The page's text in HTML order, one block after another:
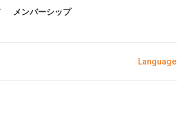
メンバーシップ
Language